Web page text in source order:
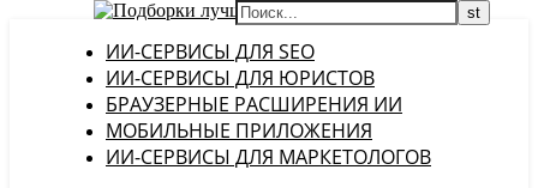
ИИ-СЕРВИСЫ ДЛЯ SEO
ИИ-СЕРВИСЫ ДЛЯ ЮРИСТОВ
БРАУЗЕРНЫЕ РАСШИРЕНИЯ ИИ
МОБИЛЬНЫЕ ПРИЛОЖЕНИЯ
ИИ-СЕРВИСЫ ДЛЯ МАРКЕТОЛОГОВ